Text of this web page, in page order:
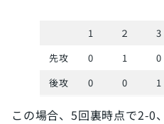
1 ２ 3
先攻
0 1 0
後攻
0 0 1
この場合、5回裏時点で2-0